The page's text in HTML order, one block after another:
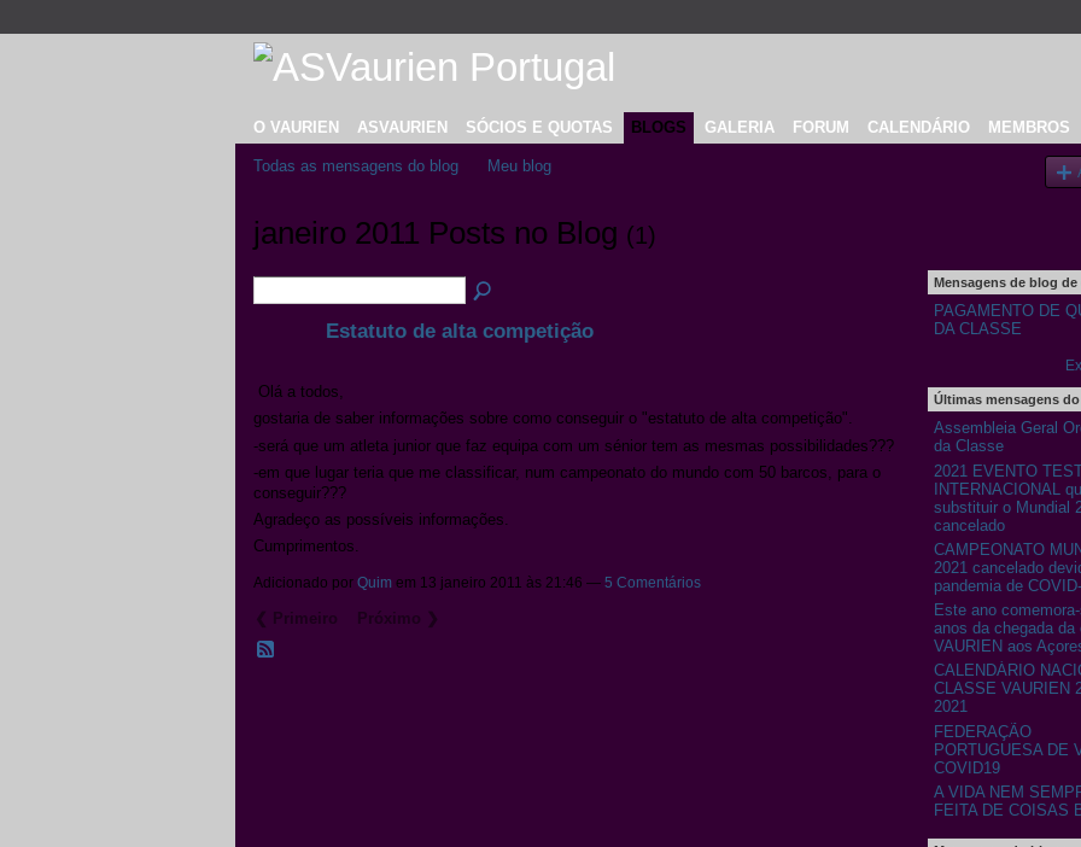
O VAURIEN ASVAURIEN SÓCIOS E QUOTAS BLOGS GALERIA FORUM CALENDÁRIO MEMBROS
Todas as mensagens do blog Meu blog
janeiro 2011 Posts no Blog (1)
Estatuto de alta competição
Olá a todos,
gostaria de saber informações sobre como conseguir o "estatuto de alta competição".
-será que um atleta junior que faz equipa com um sénior tem as mesmas possibilidades???
-em que lugar teria que me classificar, num campeonato do mundo com 50 barcos, para o
conseguir???
Agradeço as possíveis informações.
Cumprimentos.
Adicionado por Quim em 13 janeiro 2011 às 21:46 — 5 Comentários
❮ Primeiro Próximo ❯
Mensagens de blog de
PAGAMENTO DE
DA CLASSE
Últimas mensagens
Assembleia Geral
da Classe
2021 EVENTO
INTERNACIONAL
substituir o Mundial
cancelado
CAMPEONATO
2021 cancelado
pandemia de
Este ano
anos da chegada da
VAURIEN aos
CALENDÁRIO
CLASSE VAURIEN
2021
FEDERAÇÃO
PORTUGUESA DE
COVID19
A VIDA NEM
FEITA DE COISAS